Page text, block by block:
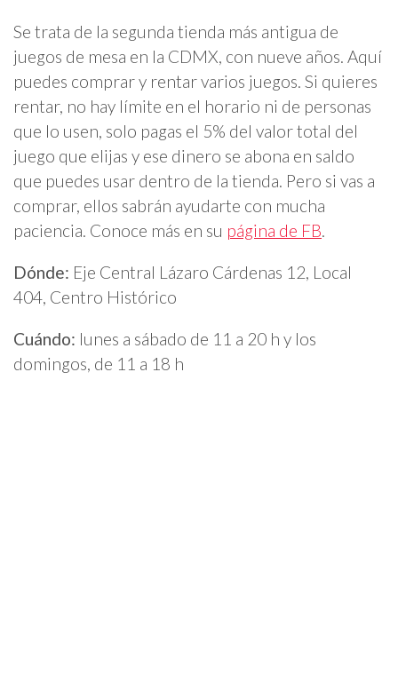
Se trata de la segunda tienda más antigua de
juegos de mesa en la CDMX, con nueve años. Aquí
puedes comprar y rentar varios juegos. Si quieres
rentar, no hay límite en el horario ni de personas
que lo usen, solo pagas el 5% del valor total del
juego que elijas y ese dinero se abona en saldo
que puedes usar dentro de la tienda. Pero si vas a
comprar, ellos sabrán ayudarte con mucha
paciencia. Conoce más en su página de FB.
Dónde: Eje Central Lázaro Cárdenas 12, Local
404, Centro Histórico
Cuándo: lunes a sábado de 11 a 20 h y los
domingos, de 11 a 18 h